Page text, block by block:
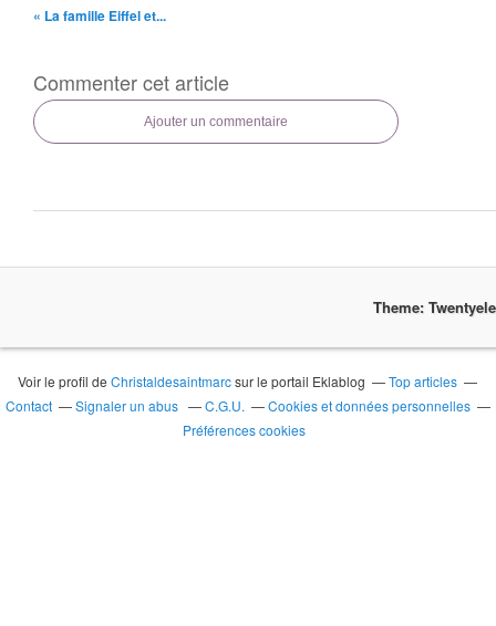
« La famille Eiffel et...
Commenter cet article
Ajouter un commentaire
Theme:
Voir le profil deChristaldesaintmarcsur le portail Eklablog
Top articles
Contact
Signaler un abus C.G.U.
Cookies et données personnelles
Préférences cookies